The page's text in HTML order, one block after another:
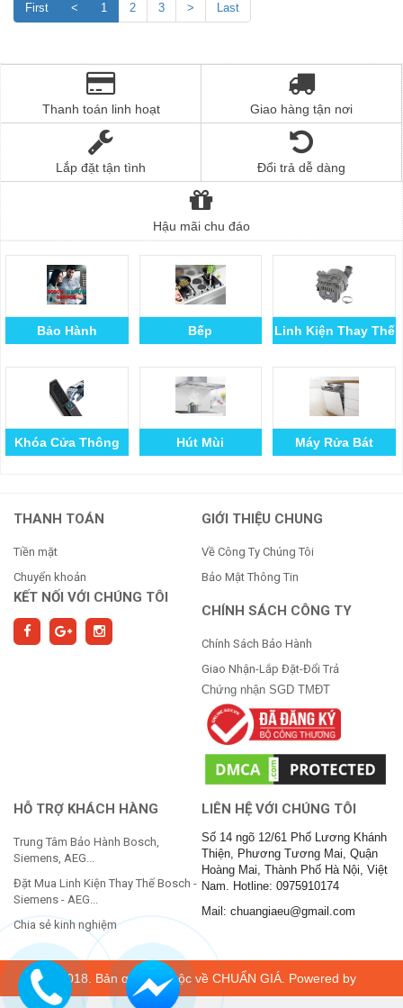
First < 1 2 3 > Last
Thanh toán linh hoạt Giao hàng tận nơi
Lắp đặt tận tình Đổi trả dễ dàng
Hậu mãi chu đáo
Bảo Hành Bếp Linh Kiện Thay Thế
Khóa Cửa Thông
Hút Mùi Máy Rửa Bát
THANH TOÁN
Tiền mặt
Chuyển khoản
KẾT NỐI VỚI CHÚNG TÔI
GIỚI THIỆU CHUNG
Về Công Ty Chúng Tôi
Bảo Mật Thông Tin
CHÍNH SÁCH CÔNG TY
Chính Sách Bảo Hành
Giao Nhận-Lắp Đặt-Đổi Trả
Chứng nhận SGD TMĐT
HỖ TRỢ KHÁCH HÀNG
Trung Tâm Bảo Hành Bosch,
Siemens, AEG...
Đặt Mua Linh Kiện Thay Thế Bosch -
Siemens - AEG...
Chia sẻ kinh nghiệm
LIÊN HỆ VỚI CHÚNG TÔI
Số 14 ngõ 12/61 Phố Lương Khánh
Thiện, Phương Tương Mai, Quận
Hoàng Mai, Thành Phố Hà Nội, Việt
Nam. Hotline: 0975910174
Mail: chuangiaeu@gmail.com
© 2018. Bản quyền thuộc về CHUẨN GIÁ . Powered by